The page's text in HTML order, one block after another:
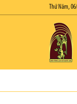
Thứ Năm,